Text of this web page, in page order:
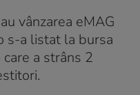
vânzarea eMAG
s-a listat la bursa
a strâns 2